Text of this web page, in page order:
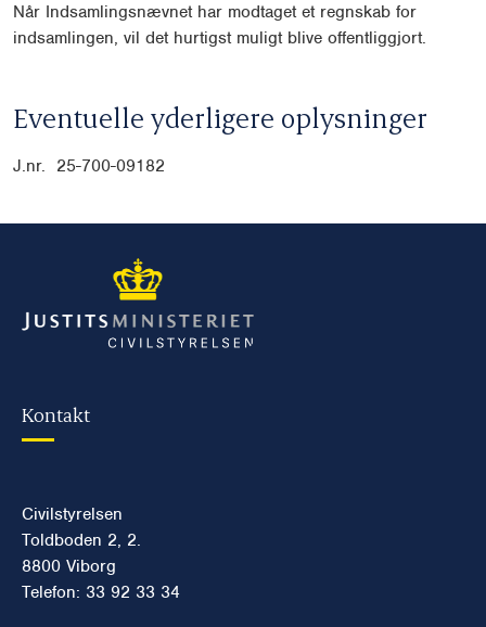
Når Indsamlingsnævnet har modtaget et regnskab for
indsamlingen, vil det hurtigst muligt blive offentliggjort.
Eventuelle yderligere oplysninger
J.nr. 25-700-09182
Kontakt
Civilstyrelsen
Toldboden 2, 2.
8800 Viborg
Telefon: 33 92 33 34